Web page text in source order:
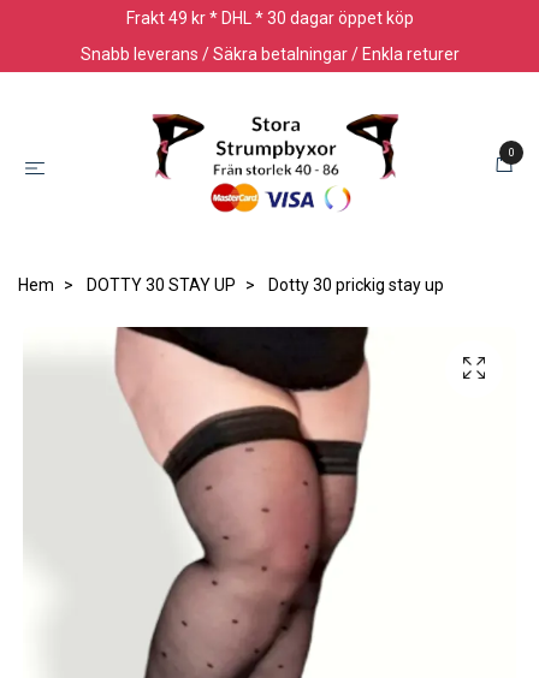
Frakt 49 kr * DHL * 30 dagar öppet köp
Snabb leverans / Säkra betalningar / Enkla returer
0
Hem DOTTY 30 STAY UP Dotty 30 prickig stay up